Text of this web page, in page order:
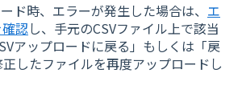
ド時、エラーが発生した場合は、 エ
認し、手元のCSVファイル上で該当
アップロードに戻る」もしくは「戻
したファイルを再度アップロードし